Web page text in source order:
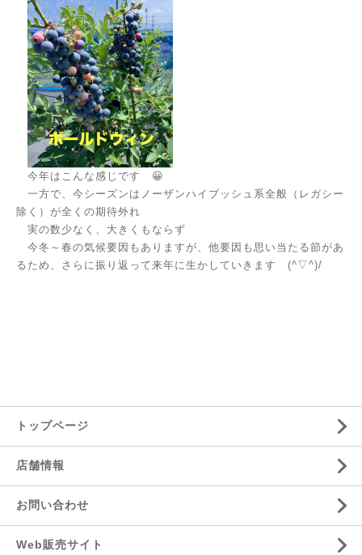
今年はこんな感じです 😀
一方で、今シーズンはノーザンハイブッシュ系全般（レガシー
除く）が全くの期待外れ
実の数少なく、大きくもならず
今冬～春の気候要因もありますが、他要因も思い当たる節があ
るため、さらに振り返って来年に生かしていきます (^▽^)/
トップページ
店舗情報
お問い合わせ
Web販売サイト